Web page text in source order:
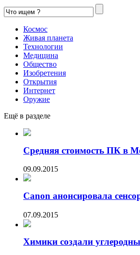
Космос
Живая планета
Технологии
Медицина
Общество
Изобретения
Открытия
Интернет
Оружие
Ещё в разделе
Средняя стоимость ПК в
09.09.2015
Canon анонсировала
07.09.2015
Химики создали